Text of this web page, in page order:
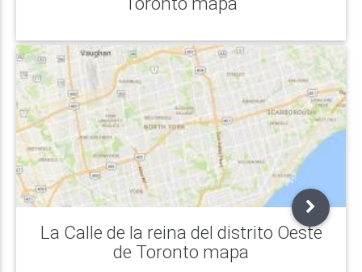
La Calle de la reina del distrito Oeste
de Toronto mapa